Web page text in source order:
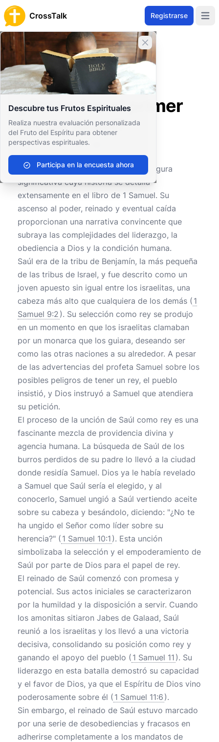
CrossTalk Registrarse
Cerrar banner
Descubre tus Frutos Espirituales
Realiza nuestra evaluación personalizada
del Fruto del Espíritu para obtener
perspectivas espirituales.
Participa en la encuesta ahora
Inicio
Archivo de Preguntas
Antiguo Testamento
Libros históricos
¿Quién fue el primer rey de Israel?
¿Quién fue el primer
rey de Israel?
0 0 238
El primer rey de Israel fue Saúl, una figura
significativa cuya historia se detalla
extensamente en el libro de 1 Samuel. Su
ascenso al poder, reinado y eventual caída
proporcionan una narrativa convincente que
subraya las complejidades del liderazgo, la
obediencia a Dios y la condición humana.
Saúl era de la tribu de Benjamín, la más pequeña
de las tribus de Israel, y fue descrito como un
joven apuesto sin igual entre los israelitas, una
cabeza más alto que cualquiera de los demás ( 1
Samuel 9:2 ). Su selección como rey se produjo
en un momento en que los israelitas clamaban
por un monarca que los guiara, deseando ser
como las otras naciones a su alrededor. A pesar
de las advertencias del profeta Samuel sobre los
posibles peligros de tener un rey, el pueblo
insistió, y Dios instruyó a Samuel que atendiera
su petición.
El proceso de la unción de Saúl como rey es una
fascinante mezcla de providencia divina y
agencia humana. La búsqueda de Saúl de los
burros perdidos de su padre lo llevó a la ciudad
donde residía Samuel. Dios ya le había revelado
a Samuel que Saúl sería el elegido, y al
conocerlo, Samuel ungió a Saúl vertiendo aceite
sobre su cabeza y besándolo, diciendo: "¿No te
ha ungido el Señor como líder sobre su
herencia?" ( 1 Samuel 10:1 ). Esta unción
simbolizaba la selección y el empoderamiento de
Saúl por parte de Dios para el papel de rey.
El reinado de Saúl comenzó con promesa y
potencial. Sus actos iniciales se caracterizaron
por la humildad y la disposición a servir. Cuando
los amonitas sitiaron Jabes de Galaad, Saúl
reunió a los israelitas y los llevó a una victoria
decisiva, consolidando su posición como rey y
ganando el apoyo del pueblo ( 1 Samuel 11 ). Su
liderazgo en esta batalla demostró su capacidad
y el favor de Dios, ya que el Espíritu de Dios vino
poderosamente sobre él ( 1 Samuel 11:6 ).
Sin embargo, el reinado de Saúl estuvo marcado
por una serie de desobediencias y fracasos en
adherirse completamente a los mandatos de